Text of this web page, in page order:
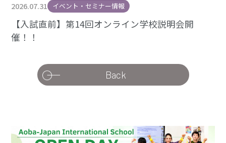
2026.07.31 イベント・セミナー情報
【入試直前】第14回オンライン学校説明会開
催！！
Back